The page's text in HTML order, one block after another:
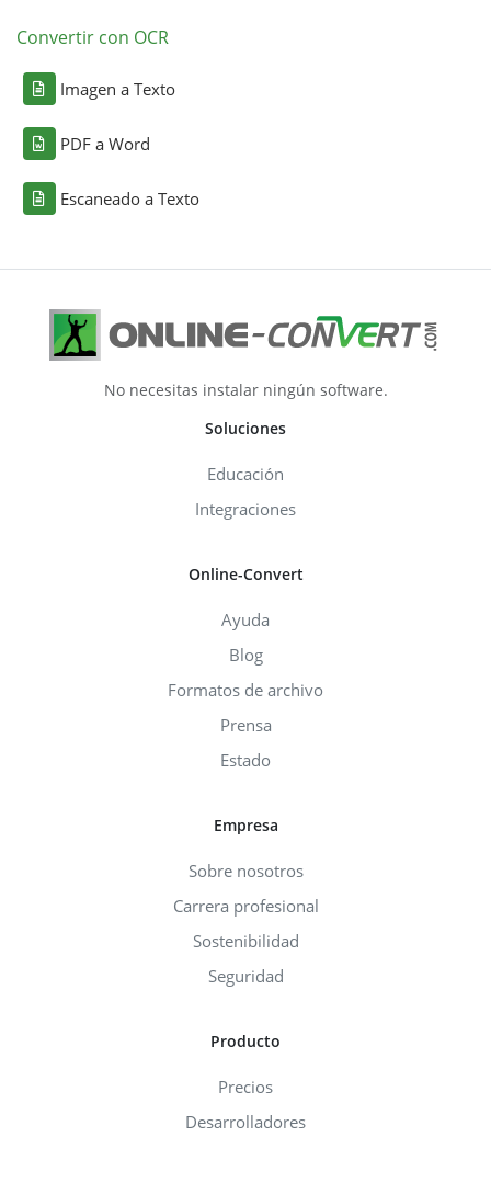
Convertir con OCR
Imagen a Texto
PDF a Word
Escaneado a Texto
No necesitas instalar ningún software.
Soluciones
Educación
Integraciones
Online-Convert
Ayuda
Blog
Formatos de archivo
Prensa
Estado
Empresa
Sobre nosotros
Carrera profesional
Sostenibilidad
Seguridad
Producto
Precios
Desarrolladores